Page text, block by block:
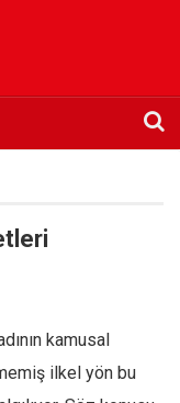
kamusal
ilkel yön bu